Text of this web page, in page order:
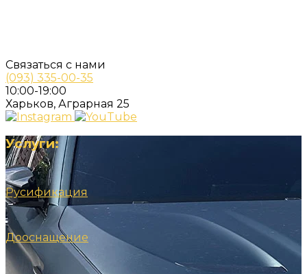
Связаться с нами
(093) 335-00-35
10:00-19:00
Харьков, Аграрная 25
Услуги:
Русификация
Дооснащение